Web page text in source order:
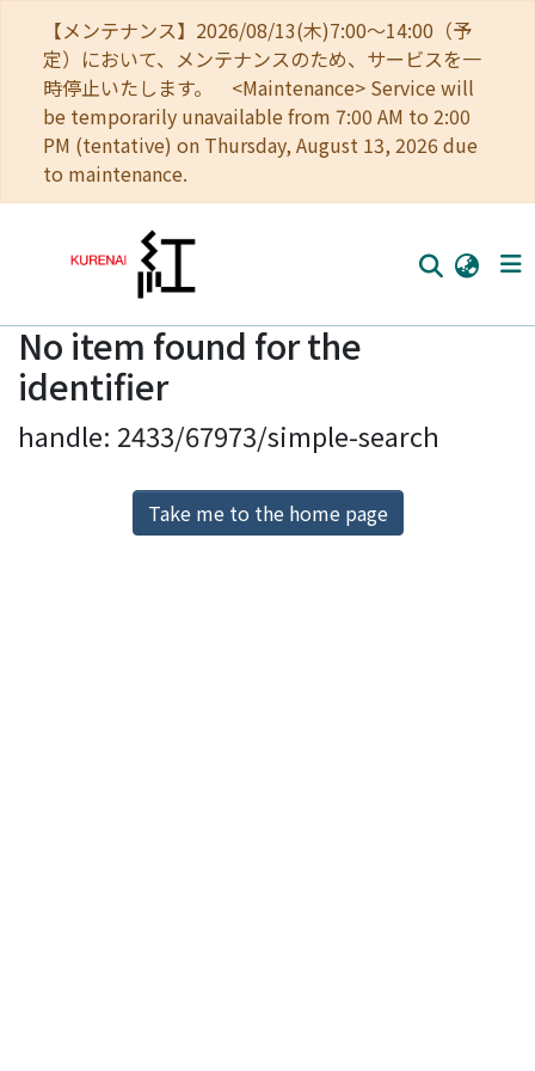
【メンテナンス】2026/08/13(木)7:00～14:00（予
定）において、メンテナンスのため、サービスを一
時停止いたします。 <Maintenance> Service will
be temporarily unavailable from 7:00 AM to 2:00
PM (tentative) on Thursday, August 13, 2026 due
to maintenance.
Home
Communities
Browse
Download Ranking
No item found for the
identifier
handle: 2433/67973/simple-search
Take me to the home page